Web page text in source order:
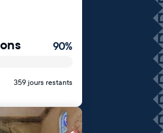
90%
359 jours restants